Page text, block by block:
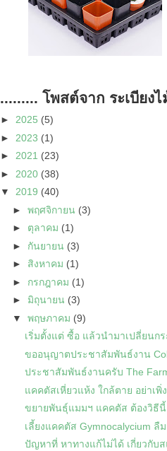
......... โพสต์จาก ระเบียง
► 2025 (5)
► 2023 (1)
► 2021 (23)
► 2020 (38)
▼ 2019 (40)
► พฤศจิกายน (3)
► ตุลาคม (1)
► กันยายน (3)
► สิงหาคม (1)
► กรกฎาคม (1)
► มิถุนายน (3)
▼ พฤษภาคม (9)
เริ่มตั้งแต่ ซื้อ แล้วนำมาเปลี่ยนก
ขออนุญาตประชาสัมพันธ์งาน
ประชาสัมพันธ์งานครับ The
แคคตัสเหี่ยวแห้ง ใกล้ตาย อย่าเพิ่
ขยายพันธุ์แมมฯ แคคตัส ต้องวิธีนี้
เลี้ยงแคคตัส Gymnocalycium ลื
ปัญหาที่ หาทางแก้ไม่ได้ เกี่ยวกับ